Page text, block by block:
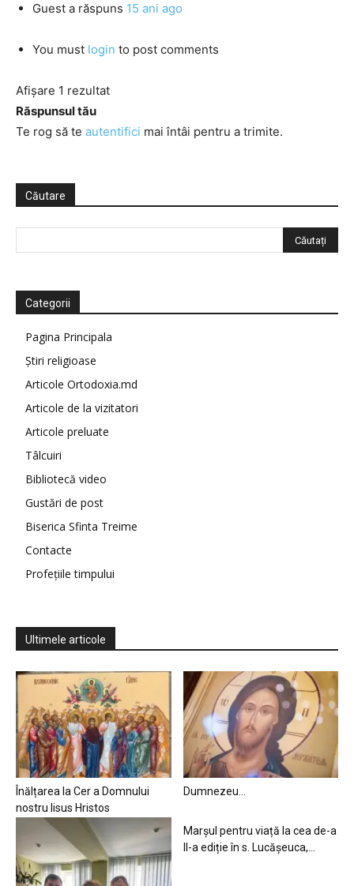
Guest a răspuns 15 ani ago
You must login to post comments
Afișare 1 rezultat
Răspunsul tău
Te rog să te autentifici mai întâi pentru a trimite.
Căutare
Categorii
Pagina Principala
Știri religioase
Articole Ortodoxia.md
Articole de la vizitatori
Articole preluate
Tâlcuiri
Bibliotecă video
Gustări de post
Biserica Sfinta Treime
Contacte
Profețiile timpului
Ultimele articole
Înălțarea la Cer a Domnului
nostru Iisus Hristos
Dumnezeu…
Marșul pentru viață la cea de-a
II-a ediție în s. Lucășeuca,...